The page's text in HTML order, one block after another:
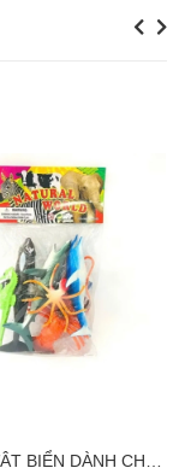
Previous
Next